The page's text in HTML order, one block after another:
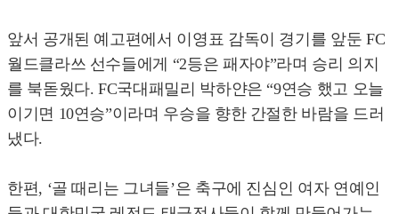
앞서 공개된 예고편에서 이영표 감독이 경기를 앞둔 FC
월드클라쓰 선수들에게 “2등은 패자야”라며 승리 의지
를 북돋웠다. FC국대패밀리 박하얀은 “9연승 했고 오늘
이기면 10연승”이라며 우승을 향한 간절한 바람을 드러
냈다.
한편, ‘골 때리는 그녀들’은 축구에 진심인 여자 연예인